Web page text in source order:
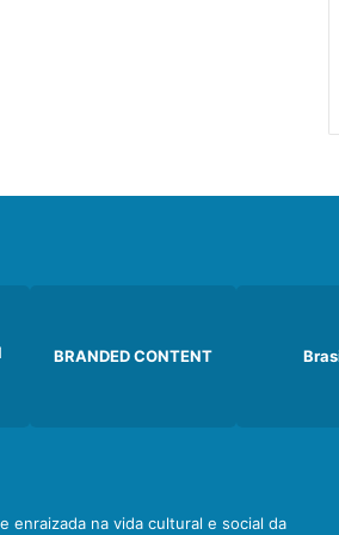
BRANDED CONTENT
enraizada na vida cultural e social da